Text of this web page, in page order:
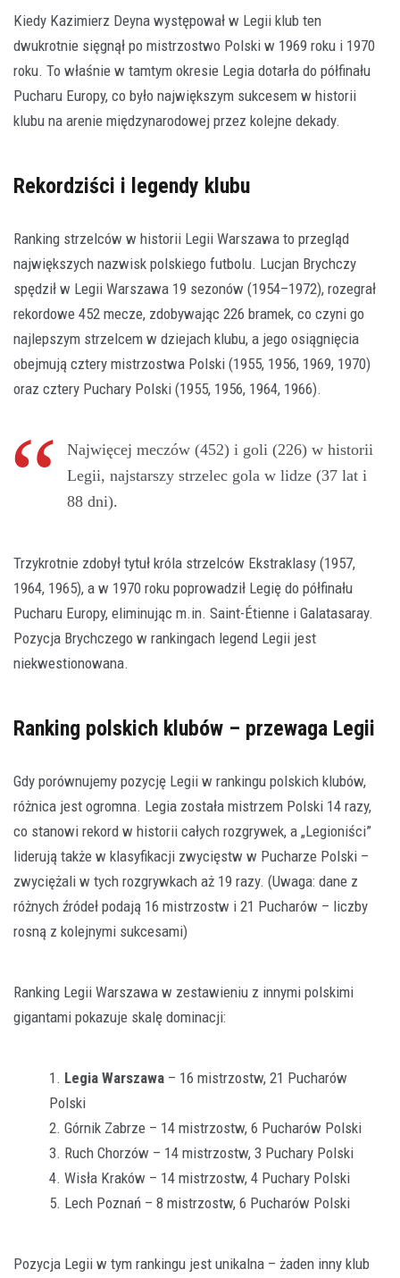
Kiedy Kazimierz Deyna występował w Legii klub ten
dwukrotnie sięgnął po mistrzostwo Polski w 1969 roku i 1970
roku. To właśnie w tamtym okresie Legia dotarła do półfinału
Pucharu Europy, co było największym sukcesem w historii
klubu na arenie międzynarodowej przez kolejne dekady.
Rekordziści i legendy klubu
Ranking strzelców w historii Legii Warszawa to przegląd
największych nazwisk polskiego futbolu. Lucjan Brychczy
spędził w Legii Warszawa 19 sezonów (1954–1972), rozegrał
rekordowe 452 mecze, zdobywając 226 bramek, co czyni go
najlepszym strzelcem w dziejach klubu, a jego osiągnięcia
obejmują cztery mistrzostwa Polski (1955, 1956, 1969, 1970)
oraz cztery Puchary Polski (1955, 1956, 1964, 1966).
Najwięcej meczów (452) i goli (226) w historii
Legii, najstarszy strzelec gola w lidze (37 lat i
88 dni).
Trzykrotnie zdobył tytuł króla strzelców Ekstraklasy (1957,
1964, 1965), a w 1970 roku poprowadził Legię do półfinału
Pucharu Europy, eliminując m.in. Saint-Étienne i Galatasaray.
Pozycja Brychczego w rankingach legend Legii jest
niekwestionowana.
Ranking polskich klubów – przewaga Legii
Gdy porównujemy pozycję Legii w rankingu polskich klubów,
różnica jest ogromna. Legia została mistrzem Polski 14 razy,
co stanowi rekord w historii całych rozgrywek, a „Legioniści”
liderują także w klasyfikacji zwycięstw w Pucharze Polski –
zwyciężali w tych rozgrywkach aż 19 razy. (Uwaga: dane z
różnych źródeł podają 16 mistrzostw i 21 Pucharów – liczby
rosną z kolejnymi sukcesami)
Ranking Legii Warszawa w zestawieniu z innymi polskimi
gigantami pokazuje skalę dominacji:
Legia Warszawa – 16 mistrzostw, 21 Pucharów
Polski
Górnik Zabrze – 14 mistrzostw, 6 Pucharów Polski
Ruch Chorzów – 14 mistrzostw, 3 Puchary Polski
Wisła Kraków – 14 mistrzostw, 4 Puchary Polski
Lech Poznań – 8 mistrzostw, 6 Pucharów Polski
Pozycja Legii w tym rankingu jest unikalna – żaden inny klub